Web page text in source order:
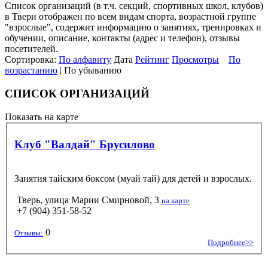
Список организаций (в т.ч. секций, спортивных школ, клубов)
в Твери отображен по всем видам спорта, возрастной группе
"взрослые", содержит информацию о занятиях, тренировках и
обучении, описание, контакты (адрес и телефон), отзывы
посетителей.
Сортировка: По алфавиту Дата Рейтинг Просмотры
По
возрастанию | По убыванию
СПИСОК ОРГАНИЗАЦИЙ
Показать на карте
Клуб "Валдай" Брусилово
Занятия тайским боксом (муай тай) для детей и взрослых.
Тверь, улица Марии Смирновой, 3 на карте
+7 (904) 351-58-52
Отзывы: 0
Подробнее>>